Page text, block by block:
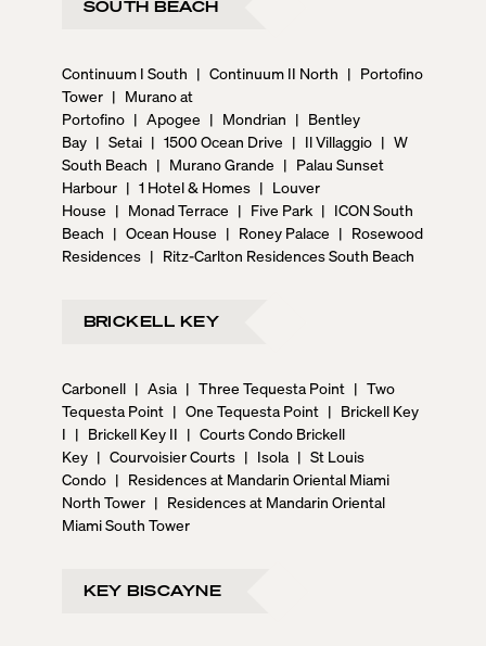
SOUTH BEACH
Continuum I South | Continuum II North | Portofino
Tower | Murano at
Portofino | Apogee | Mondrian | Bentley
Bay | Setai | 1500 Ocean Drive | Il Villaggio | W
South Beach | Murano Grande | Palau Sunset
Harbour | 1 Hotel & Homes | Louver
House | Monad Terrace | Five Park | ICON South
Beach | Ocean House | Roney Palace | Rosewood
Residences | Ritz-Carlton Residences South Beach
BRICKELL KEY
Carbonell | Asia | Three Tequesta Point | Two
Tequesta Point | One Tequesta Point | Brickell Key
I | Brickell Key II | Courts Condo Brickell
Key | Courvoisier Courts | Isola | St Louis
Condo | Residences at Mandarin Oriental Miami
North Tower | Residences at Mandarin Oriental
Miami South Tower
KEY BISCAYNE